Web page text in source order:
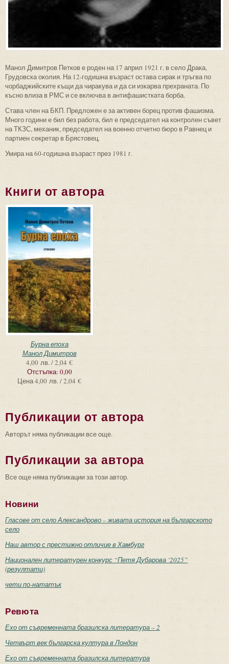
Манол Димитров Петков е роден на 17 април 1921 г. в село Драка,
Грудовска околия. На 12-годишна възраст остава сирак и тръгва по
чорбаджийските къщи да чиракува и да си изкарва прехраната. По
късно влиза в РМС и се включва в антифашистката борба.
Става член на БКП. Предложен е за активен борец против фашизма.
Много години е бил без работа, бил е председател на контролен съвет
на ТКЗС, механик, председател на военно отчетно бюро в Равнец и
партиен секретар в Брястовец.
Умира на 60-годишна възраст през 1981 г.
Книги от автора
Бурна епоха
Манол Димитров
4,00 лв. / 2,04 €
Отстъпка: 0,00
Цена4,00 лв. / 2,04 €
Публикации от автора
Авторът няма публикации все още.
Публикации за автора
Все още няма публикации за този автор.
Новини
Гласове от село Александрово – живата история на българското
село
Наш автор с престижно отличие в Хамбург
Национален литературен конкурс “Петя Дубарова ‘2025”
(резултати)
чети по-нататък
Ревюта
Ехо от съвременната бразилска литература – 2
Четвърт век българска култура в Лондон
Ехо от съвременната бразилска литература